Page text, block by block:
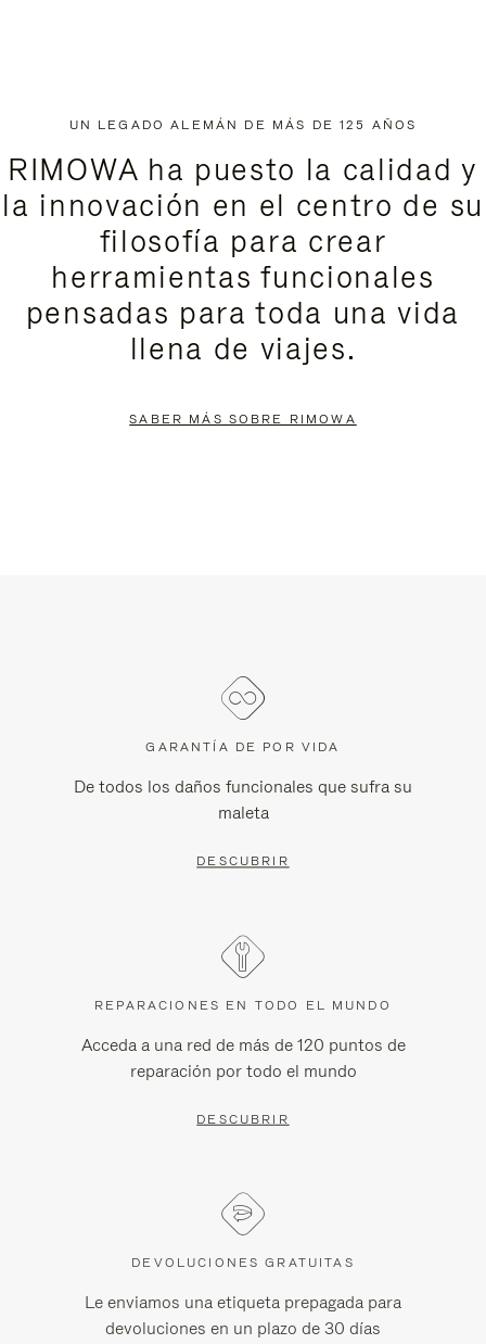
UN LEGADO ALEMÁN DE MÁS DE 125 AÑOS
RIMOWA ha puesto la calidad y
la innovación en el centro de su
filosofía para crear
herramientas funcionales
pensadas para toda una vida
llena de viajes.
SABER MÁS SOBRE RIMOWA
GARANTÍA DE POR VIDA
De todos los daños funcionales que sufra su
maleta
DESCUBRIR
REPARACIONES EN TODO EL MUNDO
Acceda a una red de más de 120 puntos de
reparación por todo el mundo
DESCUBRIR
DEVOLUCIONES GRATUITAS
Le enviamos una etiqueta prepagada para
devoluciones en un plazo de 30 días